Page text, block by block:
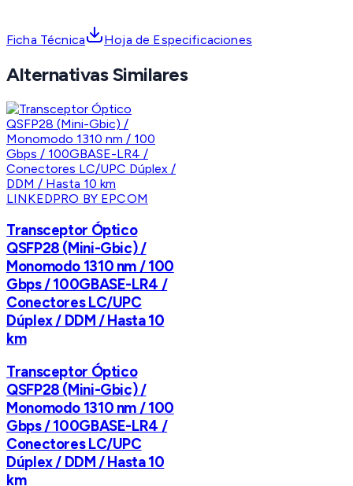
Ficha Técnica Hoja de Especificaciones
Alternativas Similares
LINKEDPRO BY EPCOM
Transceptor Óptico
QSFP28 (Mini-Gbic) /
Monomodo 1310 nm / 100
Gbps / 100GBASE-LR4 /
Conectores LC/UPC
Dúplex / DDM / Hasta 10
km
Transceptor Óptico
QSFP28 (Mini-Gbic) /
Monomodo 1310 nm / 100
Gbps / 100GBASE-LR4 /
Conectores LC/UPC
Dúplex / DDM / Hasta 10
km